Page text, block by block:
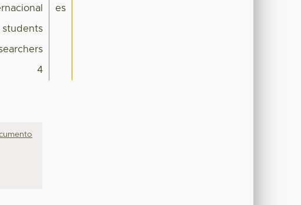
es
students
4